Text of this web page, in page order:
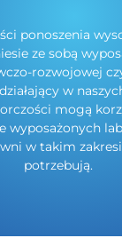
ponoszenia
ze sobą
rozwojowej
w
mogą
wyposażonych
w takim
potrzebują.